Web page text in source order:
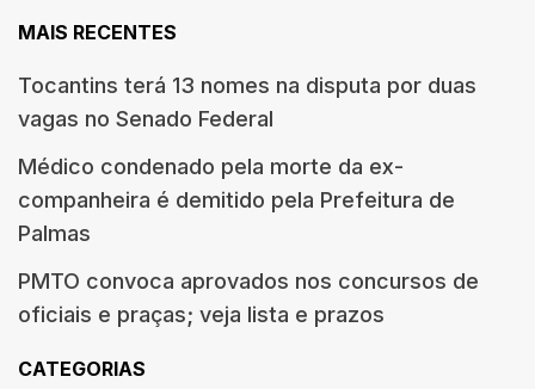
MAIS RECENTES
Tocantins terá 13 nomes na disputa por duas
vagas no Senado Federal
Médico condenado pela morte da ex-
companheira é demitido pela Prefeitura de
Palmas
PMTO convoca aprovados nos concursos de
oficiais e praças; veja lista e prazos
CATEGORIAS